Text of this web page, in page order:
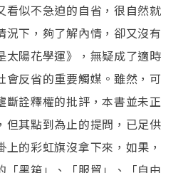
看似不急迫的自省，很自然就
況下，夠了解內情，卻又沒有
太陽花學運》，無疑成了適時
會反省的重要觸媒。雖然，可
斷詮釋權的批評，本書並未正
但其點到為止的提問，已足供
的彩虹旗沒拿下來，如果，
「黑箱」、「服貿」、「自由